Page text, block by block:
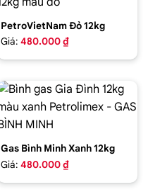
PetroVietNam Đỏ 12kg
Giá: 480.000 ₫
Gas Bình Minh Xanh 12kg
Giá: 480.000 ₫